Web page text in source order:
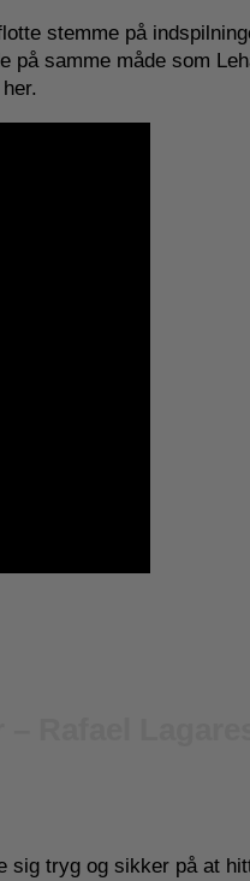
stemme på
på samme måde som
sig tryg og sikker på at